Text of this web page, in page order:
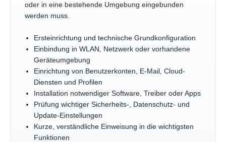
oder in eine bestehende Umgebung eingebunden
werden muss.
Ersteinrichtung und technische Grundkonfiguration
Einbindung in WLAN, Netzwerk oder vorhandene
Geräteumgebung
Einrichtung von Benutzerkonten, E-Mail, Cloud-
Diensten und Profilen
Installation notwendiger Software, Treiber oder Apps
Prüfung wichtiger Sicherheits-, Datenschutz- und
Update-Einstellungen
Kurze, verständliche Einweisung in die wichtigsten
Funktionen